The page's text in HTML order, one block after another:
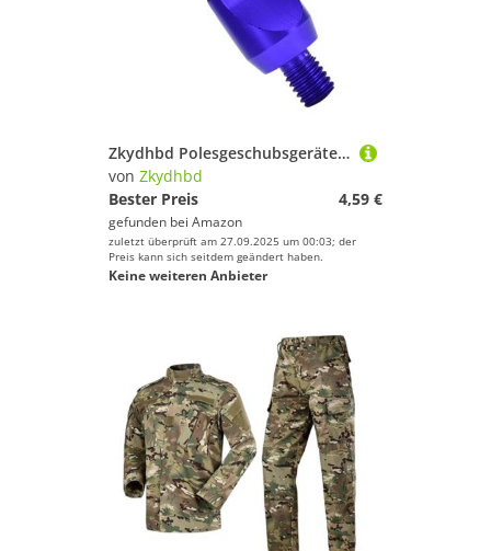
Zkydhbd Polesgeschubsgeräte 8 Mm Gewindestange Für Süßwasserströme Aluminium Wurfvorrichtung Fischereiwerkzeugstange Aluminium Wurfvorrichtung Tackle Werkzeugausrüstung Für Süßwasserströme Fluss
von Zkydhbd
Bester Preis
4,59 €
gefunden bei Amazon
zuletzt überprüft am 27.09.2025 um 00:03; der
Preis kann sich seitdem geändert haben.
Keine weiteren Anbieter